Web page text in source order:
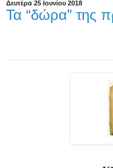
Δευτέρα 25 Ιουνίου 2018
Τα “δώρα” της